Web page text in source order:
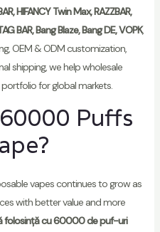
HIFANCY Twin Max, RAZZBAR,
BAR, Bang Blaze, Bang DE, VOPK,
OEM & ODM customization,
shipping, we help wholesale
for global markets.
Puffs
vapes continues to grow as
with better value and more
folosință cu 60000 de puf-uri